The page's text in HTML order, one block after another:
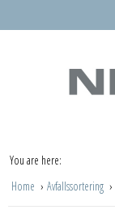
You are here:
Home
Avfallssortering